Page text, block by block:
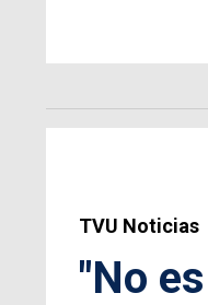
TVU Noticias
"No